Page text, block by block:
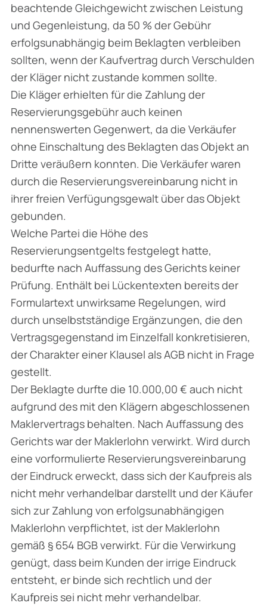
beachtende Gleichgewicht zwischen Leistung
und Gegenleistung, da 50 % der Gebühr
erfolgsunabhängig beim Beklagten verbleiben
sollten, wenn der Kaufvertrag durch Verschulden
der Kläger nicht zustande kommen sollte.
Die Kläger erhielten für die Zahlung der
Reservierungsgebühr auch keinen
nennenswerten Gegenwert, da die Verkäufer
ohne Einschaltung des Beklagten das Objekt an
Dritte veräußern konnten. Die Verkäufer waren
durch die Reservierungsvereinbarung nicht in
ihrer freien Verfügungsgewalt über das Objekt
gebunden.
Welche Partei die Höhe des
Reservierungsentgelts festgelegt hatte,
bedurfte nach Auffassung des Gerichts keiner
Prüfung. Enthält bei Lückentexten bereits der
Formulartext unwirksame Regelungen, wird
durch unselbstständige Ergänzungen, die den
Vertragsgegenstand im Einzelfall konkretisieren,
der Charakter einer Klausel als AGB nicht in Frage
gestellt.
Der Beklagte durfte die 10.000,00 € auch nicht
aufgrund des mit den Klägern abgeschlossenen
Maklervertrags behalten. Nach Auffassung des
Gerichts war der Maklerlohn verwirkt. Wird durch
eine vorformulierte Reservierungsvereinbarung
der Eindruck erweckt, dass sich der Kaufpreis als
nicht mehr verhandelbar darstellt und der Käufer
sich zur Zahlung von erfolgsunabhängigen
Maklerlohn verpflichtet, ist der Maklerlohn
gemäß § 654 BGB verwirkt. Für die Verwirkung
genügt, dass beim Kunden der irrige Eindruck
entsteht, er binde sich rechtlich und der
Kaufpreis sei nicht mehr verhandelbar.